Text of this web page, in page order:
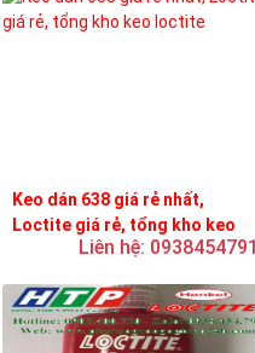
Keo dán 638 giá rẻ nhất,
Loctite giá rẻ, tổng kho keo
Liên hệ: 0938454791